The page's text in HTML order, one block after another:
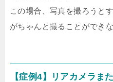
この場合、写真を撮ろうと
がちゃんと撮ることができ
【症例4】リアカメラま